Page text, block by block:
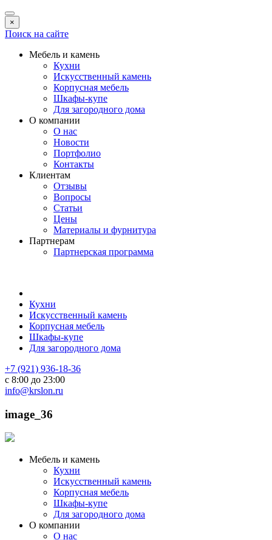
×
Поиск на сайте
Мебель и камень
Кухни
Искусственный камень
Корпусная мебель
Шкафы-купе
Для загородного дома
О компании
О нас
Новости
Портфолио
Контакты
Клиентам
Отзывы
Вопросы
Статьи
Цены
Материалы и фурнитура
Партнерам
Партнерская программа
Кухни
Искусственный камень
Корпусная мебель
Шкафы-купе
Для загородного дома
+7 (921) 936-18-36
с 8:00 до 23:00
info@krslon.ru
image_36
Мебель и камень
Кухни
Искусственный камень
Корпусная мебель
Шкафы-купе
Для загородного дома
О компании
О нас